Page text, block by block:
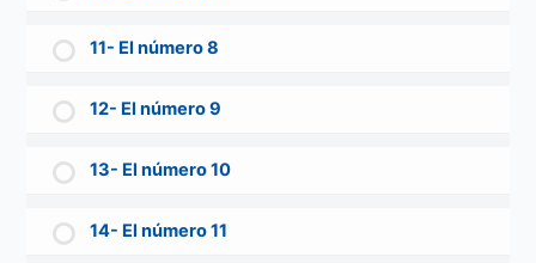
11- El número 8
12- El número 9
13- El número 10
14- El número 11